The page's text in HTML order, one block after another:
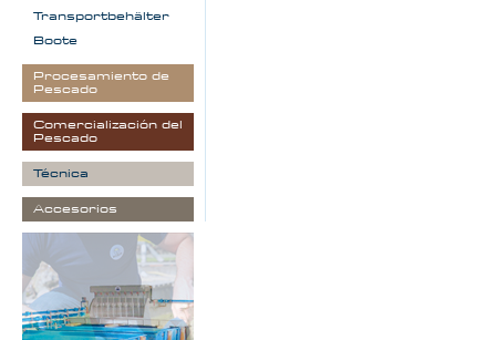
Transportbehälter
Boote
Procesamiento de
Pescado
Comercialización del
Pescado
Técnica
Accesorios